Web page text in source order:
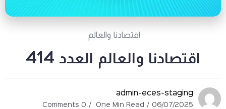
اقتصادنا والعالم
اقتصادنا والعالم العدد 414
admin-eces-staging
06/07/2025
One Min Read
0 Comments